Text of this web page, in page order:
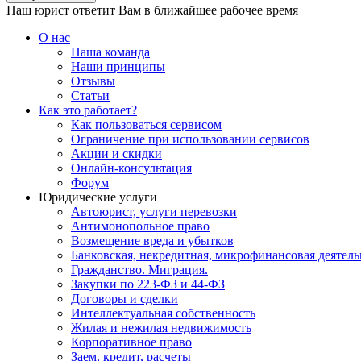
Наш юрист ответит Вам в ближайшее рабочее время
О нас
Наша команда
Наши принципы
Отзывы
Статьи
Как это работает?
Как пользоваться сервисом
Ограничение при использовании сервисов
Акции и скидки
Онлайн-консультация
Форум
Юридические услуги
Автоюрист, услуги перевозки
Антимонопольное право
Возмещение вреда и убытков
Банковская, некредитная, микрофинансовая
Гражданство. Миграция.
Закупки по 223-ФЗ и 44-ФЗ
Договоры и сделки
Интеллектуальная собственность
Жилая и нежилая недвижимость
Корпоративное право
Заем, кредит, расчеты